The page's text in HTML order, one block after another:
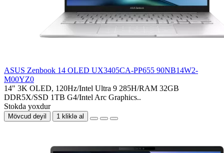
ASUS Zenbook 14 OLED UX3405CA-PP655 90NB14W2-
M00YZ0
14" 3K OLED, 120Hz/Intel Ultra 9 285H/RAM 32GB
DDR5X/SSD 1TB G4/Intel Arc Graphics..
Stokda yoxdur
Mövcud deyil 1 kliklə al